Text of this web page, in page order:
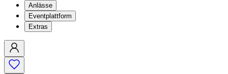
Anlässe
Eventplattform
Extras